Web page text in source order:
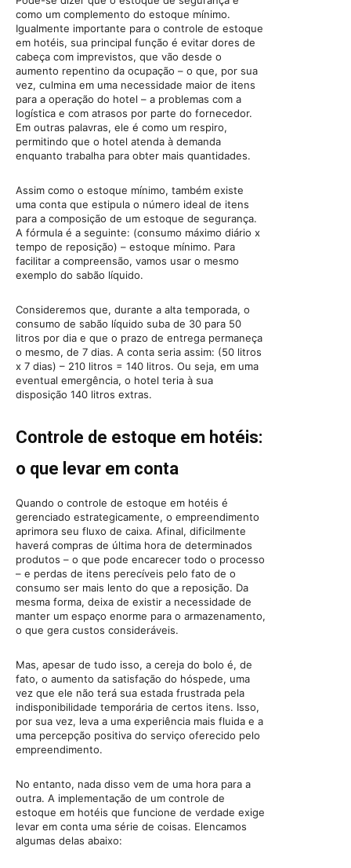
como um complemento do estoque mínimo.
Igualmente importante para o controle de estoque
em hotéis, sua principal função é evitar dores de
cabeça com imprevistos, que vão desde o
aumento repentino da ocupação – o que, por sua
vez, culmina em uma necessidade maior de itens
para a operação do hotel – a problemas com a
logística e com atrasos por parte do fornecedor.
Em outras palavras, ele é como um respiro,
permitindo que o hotel atenda à demanda
enquanto trabalha para obter mais quantidades.
Assim como o estoque mínimo, também existe
uma conta que estipula o número ideal de itens
para a composição de um estoque de segurança.
A fórmula é a seguinte: (consumo máximo diário x
tempo de reposição) – estoque mínimo. Para
facilitar a compreensão, vamos usar o mesmo
exemplo do sabão líquido.
Consideremos que, durante a alta temporada, o
consumo de sabão líquido suba de 30 para 50
litros por dia e que o prazo de entrega permaneça
o mesmo, de 7 dias. A conta seria assim: (50 litros
x 7 dias) – 210 litros = 140 litros. Ou seja, em uma
eventual emergência, o hotel teria à sua
disposição 140 litros extras.
Controle de estoque em hotéis:
o que levar em conta
Quando o controle de estoque em hotéis é
gerenciado estrategicamente, o empreendimento
aprimora seu fluxo de caixa. Afinal, dificilmente
haverá compras de última hora de determinados
produtos – o que pode encarecer todo o processo
– e perdas de itens perecíveis pelo fato de o
consumo ser mais lento do que a reposição. Da
mesma forma, deixa de existir a necessidade de
manter um espaço enorme para o armazenamento,
o que gera custos consideráveis.
Mas, apesar de tudo isso, a cereja do bolo é, de
fato, o aumento da satisfação do hóspede, uma
vez que ele não terá sua estada frustrada pela
indisponibilidade temporária de certos itens. Isso,
por sua vez, leva a uma experiência mais fluida e a
uma percepção positiva do serviço oferecido pelo
empreendimento.
No entanto, nada disso vem de uma hora para a
outra. A implementação de um controle de
estoque em hotéis que funcione de verdade exige
levar em conta uma série de coisas. Elencamos
algumas delas abaixo: